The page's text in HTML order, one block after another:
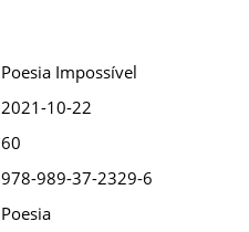
Poesia Impossível
2021-10-22
60
978-989-37-2329-6
Poesia